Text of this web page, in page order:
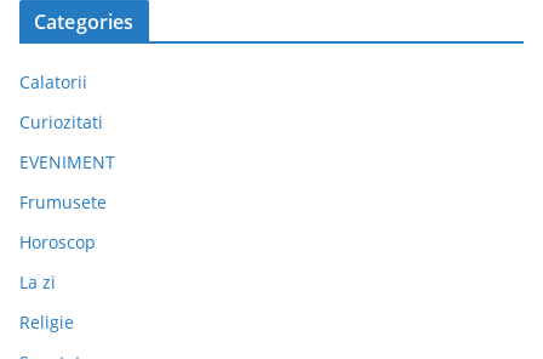
Categories
Calatorii
Curiozitati
EVENIMENT
Frumusete
Horoscop
La zi
Religie